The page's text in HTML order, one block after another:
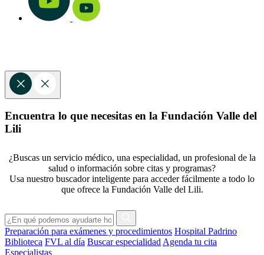
Encuentra lo que necesitas en la Fundación Valle del
Lili
¿Buscas un servicio médico, una especialidad, un profesional de la
salud o información sobre citas y programas?
Usa nuestro buscador inteligente para acceder fácilmente a todo lo
que ofrece la Fundación Valle del Lili.
Preparación para exámenes y procedimientos Hospital Padrino
Biblioteca FVL al día Buscar especialidad Agenda tu cita
Especialistas